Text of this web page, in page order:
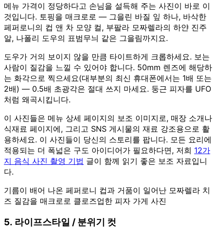
메뉴 가격이 정당하다고 손님을 설득해 주는 사진이 바로 이
것입니다. 토핑을 매크로로 — 그을린 바질 잎 하나, 바삭한
페퍼로니의 컵 앤 차 모양 컬, 부팔라 모짜렐라의 하얀 진주
알, 나폴리 도우의 표범무늬 같은 그을림까지요.
도우가 거의 보이지 않을 만큼 타이트하게 크롭하세요. 보는
사람이 질감을 느낄 수 있어야 합니다. 50mm 렌즈에 해당하
는 화각으로 찍으세요(대부분의 최신 휴대폰에서는 1배 또는
2배) — 0.5배 초광각은 절대 쓰지 마세요. 둥근 피자를 UFO
처럼 왜곡시킵니다.
이 사진들은 메뉴 상세 페이지의 보조 이미지로, 매장 소개나
식재료 페이지에, 그리고 SNS 게시물의 재료 강조용으로 활
용하세요. 이 사진들이 당신의 스토리를 팝니다. 모든 요리에
적용되는 더 폭넓은 구도 아이디어가 필요하다면, 저희 12가
지 음식 사진 촬영 기법 글이 함께 읽기 좋은 보조 자료입니
다.
기름이 배어 나온 페퍼로니 컵과 거품이 일어난 모짜렐라 치
즈 질감을 매크로로 클로즈업한 피자 가게 사진
5. 라이프스타일 / 분위기 컷